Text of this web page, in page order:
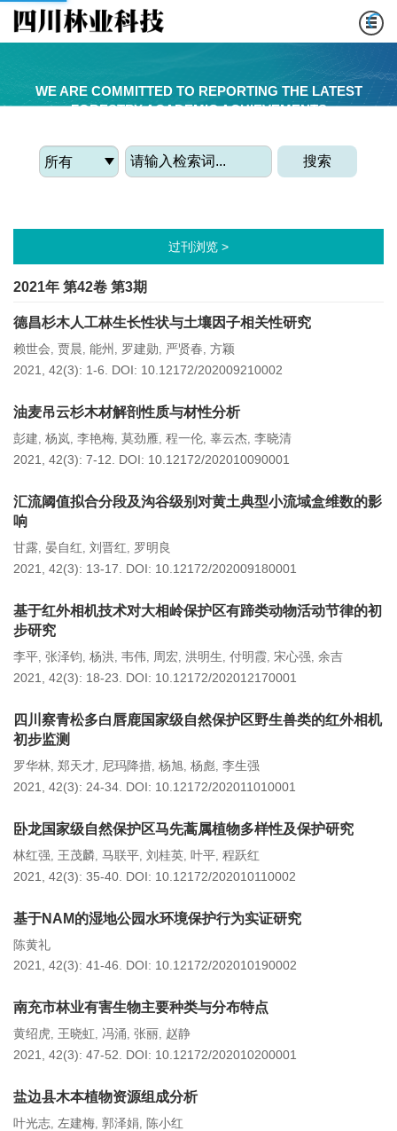
WE ARE COMMITTED TO REPORTING THE LATEST
FORESTRY ACADEMIC ACHIEVEMENTS
搜索
过刊浏览 >
2021年 第42卷 第3期
德昌杉木人工林生长性状与土壤因子相关性研究
赖世会, 贾晨, 能州 , 罗建勋, 严贤春, 方颖
2021, 42(3): 1-6.
DOI: 10.12172/202009210002
油麦吊云杉木材解剖性质与材性分析
彭建, 杨岚, 李艳梅, 莫劲雁, 程一伦, 辜云杰, 李晓清
2021, 42(3): 7-12.
DOI: 10.12172/202010090001
汇流阈值拟合分段及沟谷级别对黄土典型小流域盒维数的影
响
甘露, 晏自红, 刘晋红, 罗明良
2021, 42(3): 13-17.
DOI: 10.12172/202009180001
基于红外相机技术对大相岭保护区有蹄类动物活动节律的初
步研究
李平, 张泽钧, 杨洪, 韦伟, 周宏, 洪明生, 付明霞, 宋心强, 余吉
2021, 42(3): 18-23.
DOI: 10.12172/202012170001
四川察青松多白唇鹿国家级自然保护区野生兽类的红外相机
初步监测
罗华林, 郑天才, 尼玛降措, 杨旭, 杨彪, 李生强
2021, 42(3): 24-34. DOI: 10.12172/202011010001
卧龙国家级自然保护区马先蒿属植物多样性及保护研究
林红强, 王茂麟, 马联平, 刘桂英, 叶平, 程跃红
2021, 42(3): 35-40. DOI: 10.12172/202010110002
基于NAM的湿地公园水环境保护行为实证研究
陈黄礼
2021, 42(3): 41-46.
DOI: 10.12172/202010190002
南充市林业有害生物主要种类与分布特点
黄绍虎, 王晓虹, 冯涌, 张丽, 赵静
2021, 42(3): 47-52.
DOI: 10.12172/202010200001
盐边县木本植物资源组成分析
叶光志, 左建梅, 郭泽娟, 陈小红